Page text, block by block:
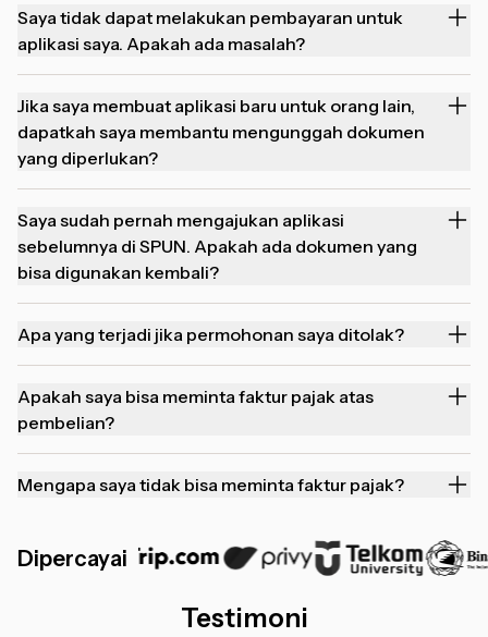
Saya tidak dapat melakukan pembayaran untuk
aplikasi saya. Apakah ada masalah?
Jika saya membuat aplikasi baru untuk orang lain,
dapatkah saya membantu mengunggah dokumen
yang diperlukan?
Saya sudah pernah mengajukan aplikasi
sebelumnya di SPUN. Apakah ada dokumen yang
bisa digunakan kembali?
Apa yang terjadi jika permohonan saya ditolak?
Apakah saya bisa meminta faktur pajak atas
pembelian?
Mengapa saya tidak bisa meminta faktur pajak?
Dipercayai
Testimoni